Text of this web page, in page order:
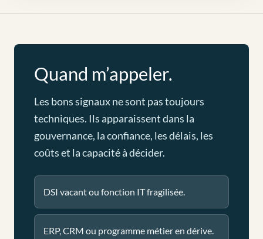
Quand m’appeler.
Les bons signaux ne sont pas toujours
techniques. Ils apparaissent dans la
gouvernance, la confiance, les délais, les
coûts et la capacité à décider.
DSI vacant ou fonction IT fragilisée.
ERP, CRM ou programme métier en dérive.